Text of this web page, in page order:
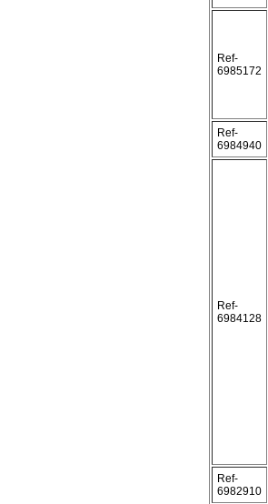
Ref-
6985172
Ref-
6984940
Ref-
6984128
Ref-
6982910